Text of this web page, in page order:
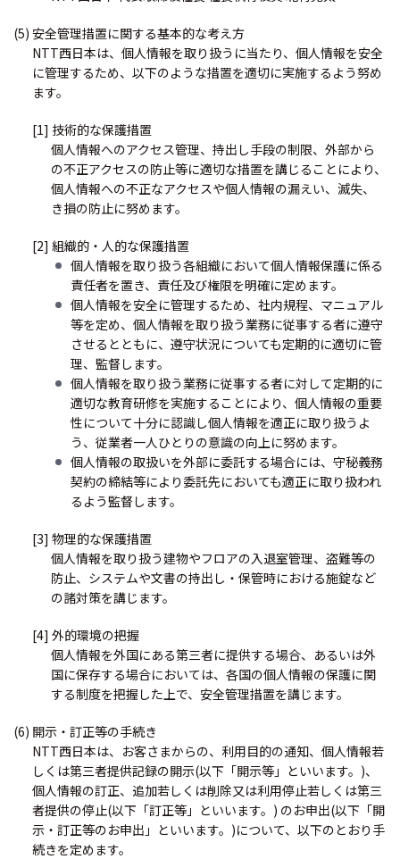
(5) 安全管理措置に関する基本的な考え方
NTT西日本は、個人情報を取り扱うに当たり、個人情報を安全
に管理するため、以下のような措置を適切に実施するよう努め
ます。
[1] 技術的な保護措置
個人情報へのアクセス管理、持出し手段の制限、外部から
の不正アクセスの防止等に適切な措置を講じることにより、
個人情報への不正なアクセスや個人情報の漏えい、滅失、
き損の防止に努めます。
[2] 組織的・人的な保護措置
個人情報を取り扱う各組織において個人情報保護に係る
責任者を置き、責任及び権限を明確に定めます。
個人情報を安全に管理するため、社内規程、マニュアル
等を定め、個人情報を取り扱う業務に従事する者に遵守
させるとともに、遵守状況についても定期的に適切に管
理、監督します。
個人情報を取り扱う業務に従事する者に対して定期的に
適切な教育研修を実施することにより、個人情報の重要
性について十分に認識し個人情報を適正に取り扱うよ
う、従業者一人ひとりの意識の向上に努めます。
個人情報の取扱いを外部に委託する場合には、守秘義務
契約の締結等により委託先においても適正に取り扱われ
るよう監督します。
[3] 物理的な保護措置
個人情報を取り扱う建物やフロアの入退室管理、盗難等の
防止、システムや文書の持出し・保管時における施錠など
の諸対策を講じます。
[4] 外的環境の把握
個人情報を外国にある第三者に提供する場合、あるいは外
国に保存する場合においては、各国の個人情報の保護に関
する制度を把握した上で、安全管理措置を講じます。
(6) 開示・訂正等の手続き
NTT西日本は、お客さまからの、利用目的の通知、個人情報若
しくは第三者提供記録の開示(以下「開示等」といいます。)、
個人情報の訂正、追加若しくは削除又は利用停止若しくは第三
者提供の停止(以下「訂正等」といいます。) のお申出(以下「開
示・訂正等のお申出」といいます。)について、以下のとおり手
続きを定めます。